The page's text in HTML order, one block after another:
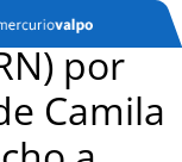
por
Camila